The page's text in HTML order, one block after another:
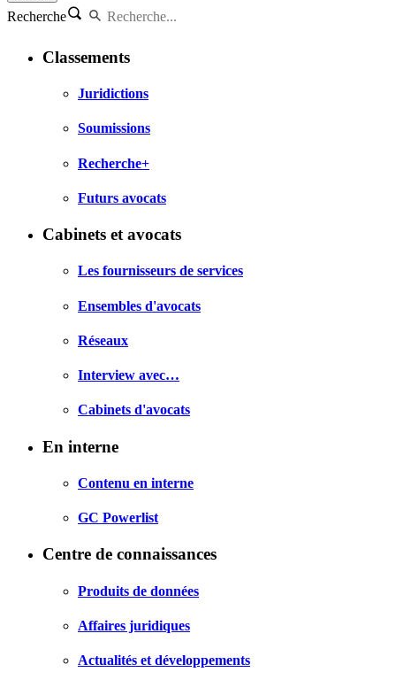
Recherche
Classements
Juridictions
Soumissions
Recherche+
Futurs avocats
Cabinets et avocats
Les fournisseurs de services
Ensembles d'avocats
Réseaux
Interview avec…
Cabinets d'avocats
En interne
Contenu en interne
GC Powerlist
Centre de connaissances
Produits de données
Affaires juridiques
Actualités et développements